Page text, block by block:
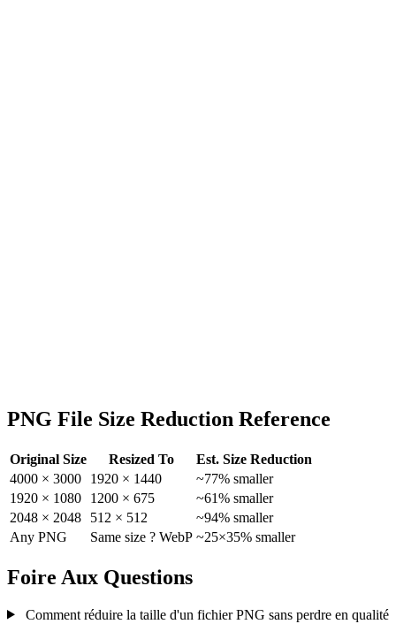
PNG File Size Reduction Reference
Original Size Resized To
Est. Size Reduction
4000 × 3000
1920 × 1440
~77% smaller
1920 × 1080
1200 × 675
~61% smaller
2048 × 2048
512 × 512
~94% smaller
Any PNG
Same size ? WebP ~25×35% smaller
Foire Aux Questions
Comment réduire la taille d'un fichier PNG sans perdre en qualité